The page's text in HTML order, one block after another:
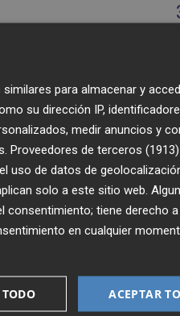
de
para almacenar y
su dirección IP,
medir anuncios y
Proveedores de terceros (1913)
uso de datos de
solo a este sitio web.
consentimiento; tiene derecho a
en cualquier
ACEPTAR